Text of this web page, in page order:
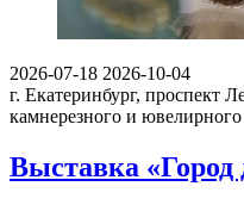
2026-07-18 2026-10-04
г. Екатеринбург, проспект
камнерезного и ювелирного
Выставка «Город